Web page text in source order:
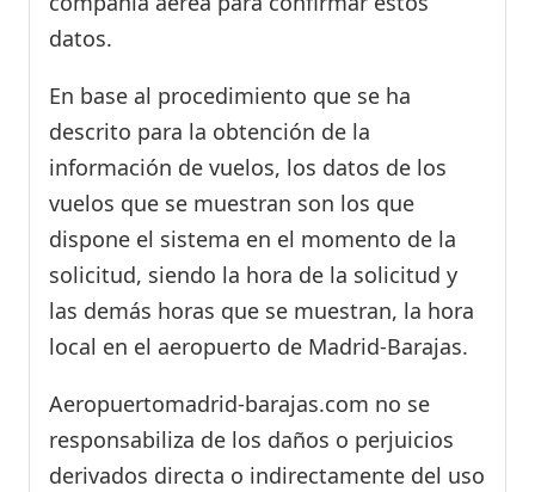
datos.
En base al procedimiento que se ha
descrito para la obtención de la
información de vuelos, los datos de los
vuelos que se muestran son los que
dispone el sistema en el momento de la
solicitud, siendo la hora de la solicitud y
las demás horas que se muestran, la hora
local en el aeropuerto de Madrid-Barajas.
Aeropuertomadrid-barajas.com no se
responsabiliza de los daños o perjuicios
derivados directa o indirectamente del uso